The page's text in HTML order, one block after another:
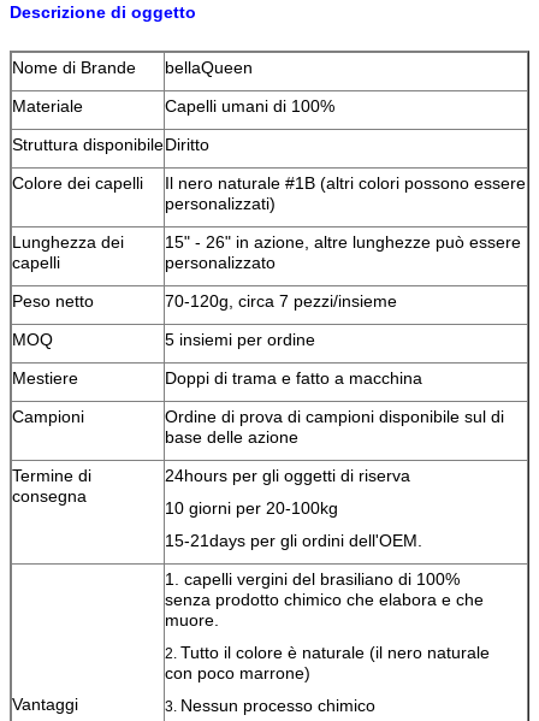
Descrizione di oggetto
Nome di Brande
bellaQueen
Materiale
Capelli umani di 100%
Struttura disponibileDiritto
Colore dei capelli
Il nero naturale #1B (altri colori possono essere
personalizzati)
Lunghezza dei
capelli
15" - 26" in azione, altre lunghezze può essere
personalizzato
Peso netto
70-120g, circa 7 pezzi/insieme
MOQ
5 insiemi per ordine
Mestiere
Doppi di trama e fatto a macchina
Campioni
Ordine di prova di campioni disponibile sul di
base delle azione
Termine di
consegna
24hours per gli oggetti di riserva
10 giorni per 20-100kg
15-21days per gli ordini dell'OEM.
Vantaggi
1. capelli vergini del brasiliano di 100%
senza prodotto chimico che elabora e che
muore.
2. Tutto il colore è naturale (il nero naturale
con poco marrone)
3. Nessun processo chimico